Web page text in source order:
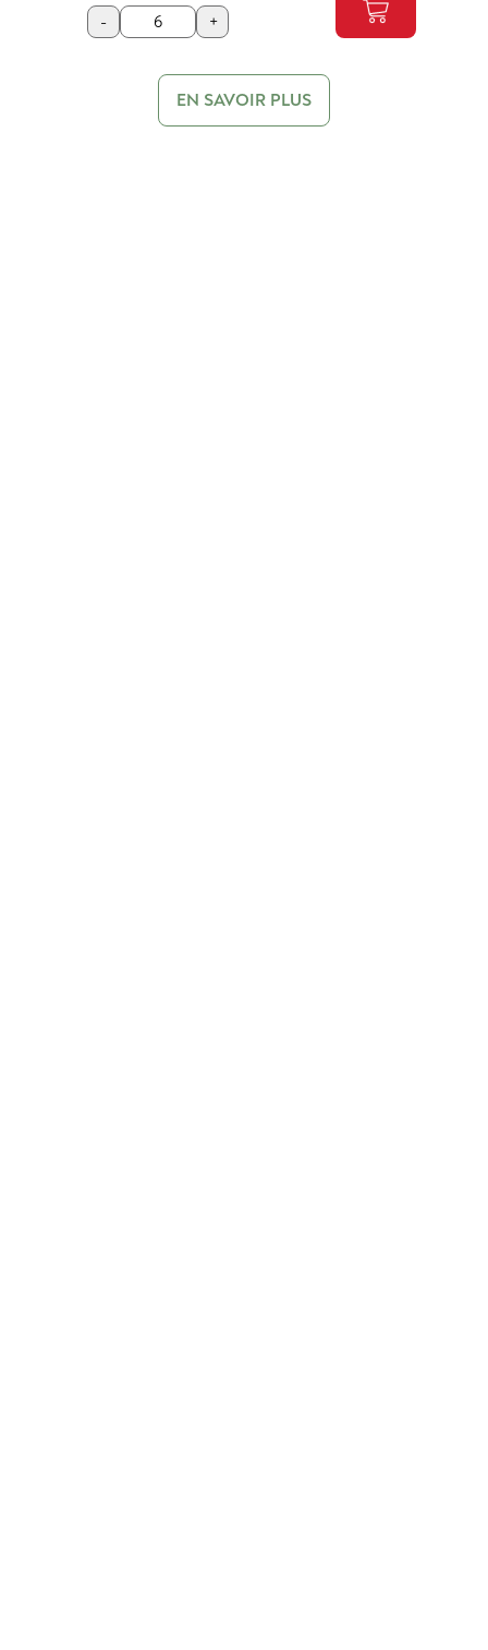
- +
EN SAVOIR PLUS